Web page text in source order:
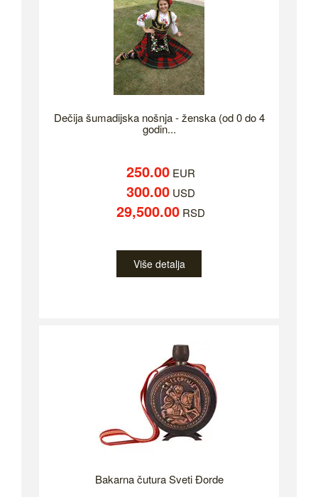
Dečija šumadijska nošnja - ženska (od 0 do 4
godin...
250.00 EUR
300.00 USD
29,500.00 RSD
Više detalja
Bakarna čutura Sveti Đorde